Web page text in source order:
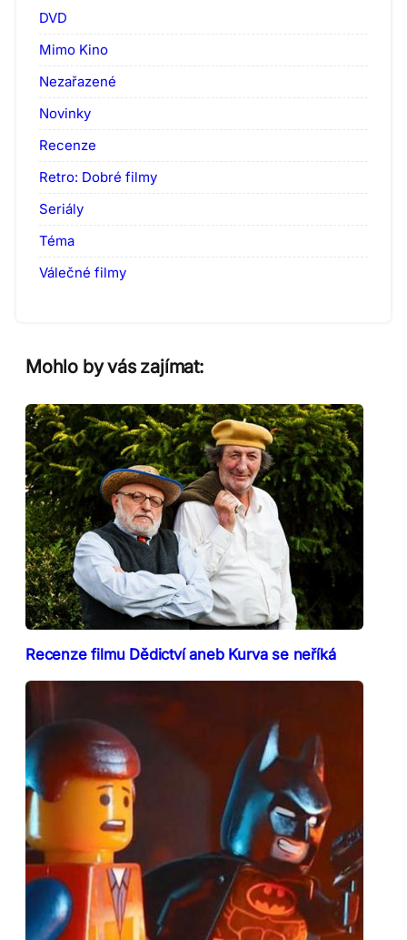
DVD
Mimo Kino
Nezařazené
Novinky
Recenze
Retro: Dobré filmy
Seriály
Téma
Válečné filmy
Mohlo by vás zajímat:
Recenze filmu Dědictví aneb Kurva se neříká